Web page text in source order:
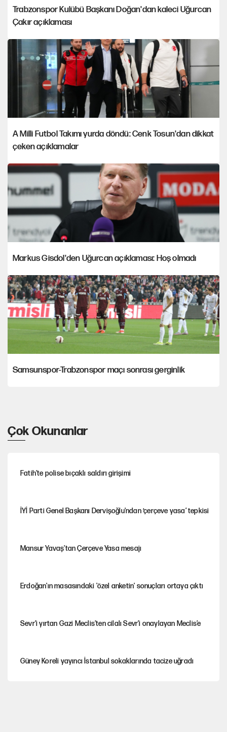
Trabzonspor Kulübü Başkanı Doğan'dan kaleci Uğurcan
Çakır açıklaması
A Milli Futbol Takımı yurda döndü: Cenk Tosun'dan dikkat
çeken açıklamalar
Markus Gisdol'den Uğurcan açıklaması: Hoş olmadı
Samsunspor-Trabzonspor maçı sonrası gerginlik
Çok Okunanlar
Fatih’te polise bıçaklı saldırı girişimi
İYİ Parti Genel Başkanı Dervişoğlu'ndan ‘çerçeve yasa’ tepkisi
Mansur Yavaş’tan Çerçeve Yasa mesajı
Erdoğan'ın masasındaki 'özel anketin' sonuçları ortaya çıktı
Sevr’i yırtan Gazi Meclis’ten cilalı Sevr’i onaylayan Meclis’e
Güney Koreli yayıncı İstanbul sokaklarında tacize uğradı